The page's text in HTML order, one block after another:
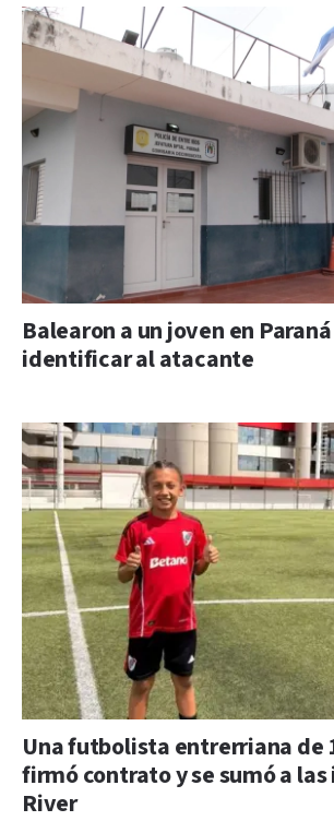
Balearon a un joven en
identificar al atacante
Una futbolista entrerriana de
firmó contrato y se sumó a
River